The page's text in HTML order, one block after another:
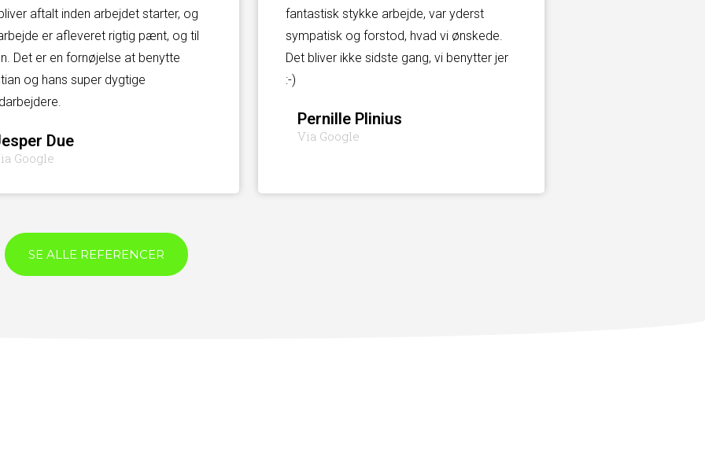
aftalt inden arbejdet starter, og
er afleveret rigtig pænt, og til
Det er en fornøjelse at benytte
og hans super dygtige
Due
Google
fantastisk stykke arbejde, var yderst
sympatisk og forstod, hvad vi ønskede.
Det bliver ikke sidste gang, vi benytter jer
:-)
Pernille Plinius
Via Google
SE ALLE REFERENCER